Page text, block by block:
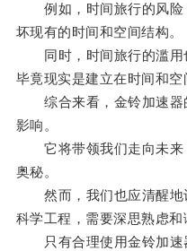
例如，时间旅行的风险
坏现有的时间和空间结构。
同时，时间旅行的滥用
毕竟现实是建立在时间和空
综合来看，金铃加速器
影响。
它将带领我们走向未来
奥秘。
然而，我们也应清醒地
科学工程，需要深思熟虑和
只有合理使用金铃加速